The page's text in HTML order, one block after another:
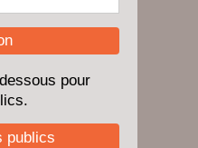
pour
publics